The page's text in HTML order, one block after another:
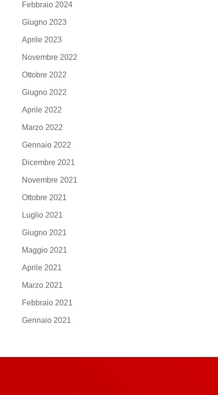
Febbraio 2024
Giugno 2023
Aprile 2023
Novembre 2022
Ottobre 2022
Giugno 2022
Aprile 2022
Marzo 2022
Gennaio 2022
Dicembre 2021
Novembre 2021
Ottobre 2021
Luglio 2021
Giugno 2021
Maggio 2021
Aprile 2021
Marzo 2021
Febbraio 2021
Gennaio 2021